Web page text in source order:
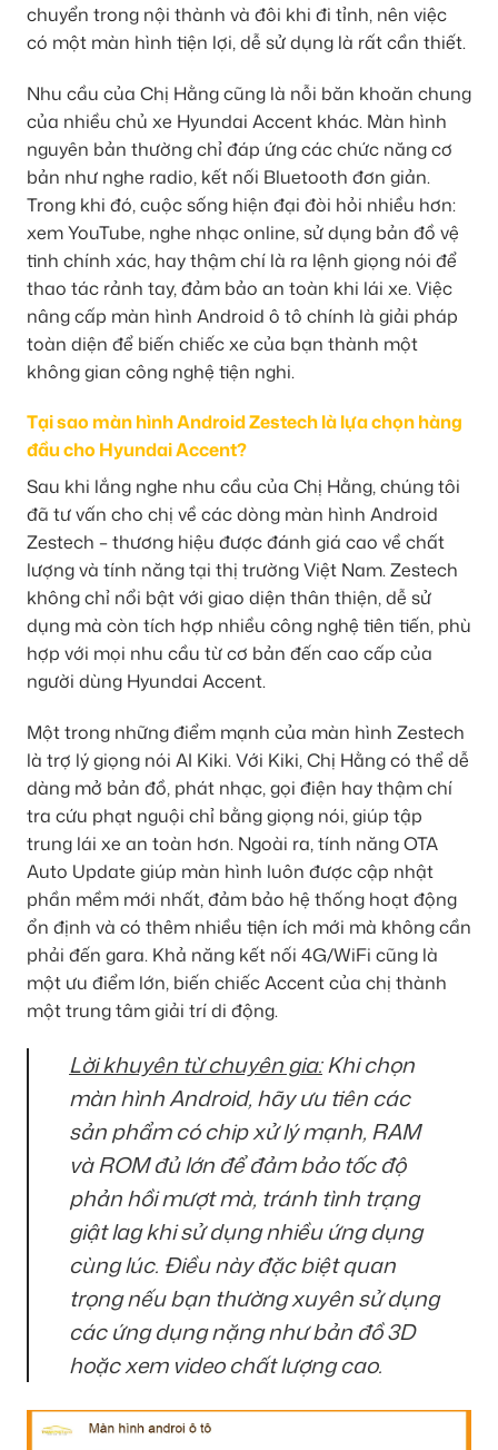
chuyển trong nội thành và đôi khi đi tỉnh, nên việc
có một màn hình tiện lợi, dễ sử dụng là rất cần thiết.
Nhu cầu của Chị Hằng cũng là nỗi băn khoăn chung
của nhiều chủ xe Hyundai Accent khác. Màn hình
nguyên bản thường chỉ đáp ứng các chức năng cơ
bản như nghe radio, kết nối Bluetooth đơn giản.
Trong khi đó, cuộc sống hiện đại đòi hỏi nhiều hơn:
xem YouTube, nghe nhạc online, sử dụng bản đồ vệ
tinh chính xác, hay thậm chí là ra lệnh giọng nói để
thao tác rảnh tay, đảm bảo an toàn khi lái xe. Việc
nâng cấp màn hình Android ô tô chính là giải pháp
toàn diện để biến chiếc xe của bạn thành một
không gian công nghệ tiện nghi.
Tại sao màn hình Android Zestech là lựa chọn hàng
đầu cho Hyundai Accent?
Sau khi lắng nghe nhu cầu của Chị Hằng, chúng tôi
đã tư vấn cho chị về các dòng màn hình Android
Zestech – thương hiệu được đánh giá cao về chất
lượng và tính năng tại thị trường Việt Nam. Zestech
không chỉ nổi bật với giao diện thân thiện, dễ sử
dụng mà còn tích hợp nhiều công nghệ tiên tiến, phù
hợp với mọi nhu cầu từ cơ bản đến cao cấp của
người dùng Hyundai Accent.
Một trong những điểm mạnh của màn hình Zestech
là trợ lý giọng nói AI Kiki. Với Kiki, Chị Hằng có thể dễ
dàng mở bản đồ, phát nhạc, gọi điện hay thậm chí
tra cứu phạt nguội chỉ bằng giọng nói, giúp tập
trung lái xe an toàn hơn. Ngoài ra, tính năng OTA
Auto Update giúp màn hình luôn được cập nhật
phần mềm mới nhất, đảm bảo hệ thống hoạt động
ổn định và có thêm nhiều tiện ích mới mà không cần
phải đến gara. Khả năng kết nối 4G/WiFi cũng là
một ưu điểm lớn, biến chiếc Accent của chị thành
một trung tâm giải trí di động.
Lời khuyên từ chuyên gia:Khi chọn
màn hình Android, hãy ưu tiên các
sản phẩm có chip xử lý mạnh, RAM
và ROM đủ lớn để đảm bảo tốc độ
phản hồi mượt mà, tránh tình trạng
giật lag khi sử dụng nhiều ứng dụng
cùng lúc. Điều này đặc biệt quan
trọng nếu bạn thường xuyên sử dụng
các ứng dụng nặng như bản đồ 3D
hoặc xem video chất lượng cao.